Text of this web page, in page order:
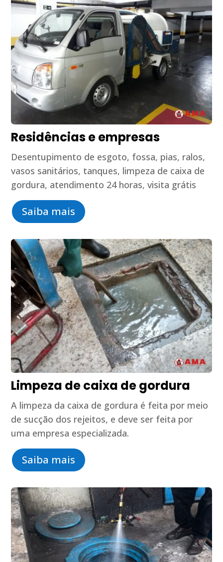
Residências e empresas
Desentupimento de esgoto, fossa, pias, ralos,
vasos sanitários, tanques, limpeza de caixa de
gordura, atendimento 24 horas, visita grátis
Saiba mais
Limpeza de caixa de gordura
A limpeza da caixa de gordura é feita por meio
de sucção dos rejeitos, e deve ser feita por
uma empresa especializada.
Saiba mais